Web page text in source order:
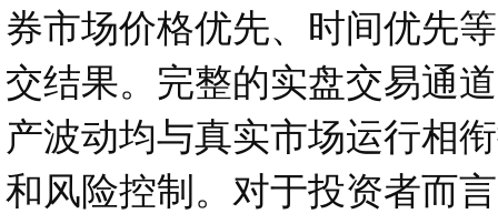
券市场价格优先、时间优先
交结果。完整的实盘交易通
产波动均与真实市场运行相
和风险控制。对于投资者而